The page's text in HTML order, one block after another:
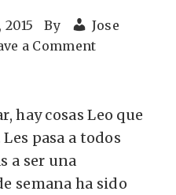
By
Jose
a Comment
hay cosas Leo que
pasa a todos
a ser una
semana ha sido